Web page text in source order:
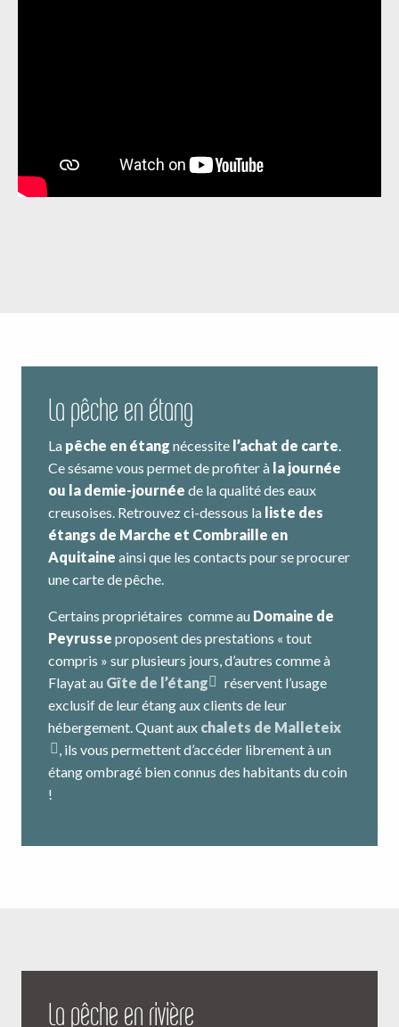
La pêche en étang
La pêche en étang nécessite l’achat de carte.
Ce sésame vous permet de profiter à la journée
ou la demie-journée de la qualité des eaux
creusoises. Retrouvez ci-dessous la liste des
étangs de Marche et Combraille en
Aquitaine ainsi que les contacts pour se procurer
une carte de pêche.
Certains propriétaires comme au Domaine de
Peyrusse proposent des prestations « tout
compris » sur plusieurs jours, d’autres comme à
Flayat au Gîte de l’étang
réservent l’usage
exclusif de leur étang aux clients de leur
hébergement. Quant aux chalets de Malleteix
, ils vous permettent d’accéder librement à un
étang ombragé bien connus des habitants du coin
!
La pêche en rivière